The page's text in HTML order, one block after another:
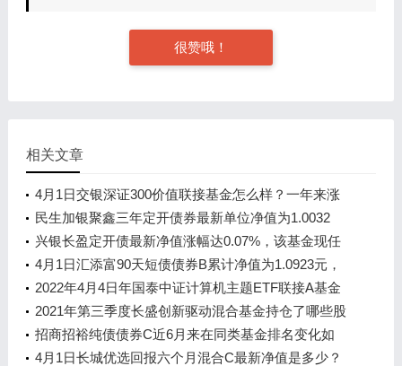
很赞哦！
相关文章
4月1日交银深证300价值联接基金怎么样？一年来涨
了多少？
民生加银聚鑫三年定开债券最新单位净值为1.0032
元，基金2021年第三季度表现如何？（4月1日）
兴银长盈定开债最新净值涨幅达0.07%，该基金现任
经理是谁？
4月1日汇添富90天短债债券B累计净值为1.0923元，
该基金现任经理是谁？
2022年4月4日年国泰中证计算机主题ETF联接A基金
持股人结构一览，该基金2021年第二季度利润如何？
2021年第三季度长盛创新驱动混合基金持仓了哪些股
票和债券？该基金现任经理是谁？
招商招裕纯债债券C近6月来在同类基金排名变化如
何？（4月1日）
4月1日长城优选回报六个月混合C最新净值是多少？